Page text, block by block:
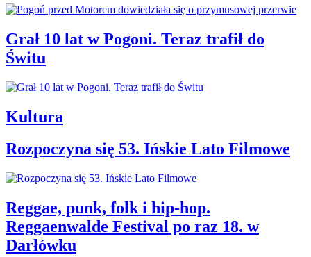
Grał 10 lat w Pogoni. Teraz trafił do
Świtu
Kultura
Rozpoczyna się 53. Ińskie Lato Filmowe
Reggae, punk, folk i hip-hop.
Reggaenwalde Festival po raz 18. w
Darłówku